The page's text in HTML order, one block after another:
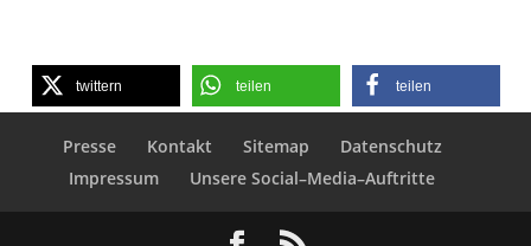
twittern teilen teilen
Presse Kontakt Sitemap
Datenschutz
Impressum
Unsere Social–Media–Auftritte